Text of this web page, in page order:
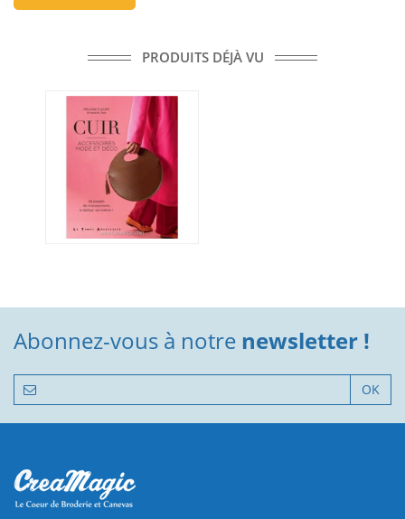
PRODUITS DÉJÀ VU
Abonnez-vous à notre newsletter !
OK